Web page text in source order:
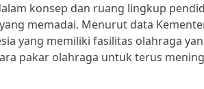
konsep dan ruang lingkup
memadai. Menurut data
yang memiliki fasilitas olahraga
pakar olahraga untuk terus